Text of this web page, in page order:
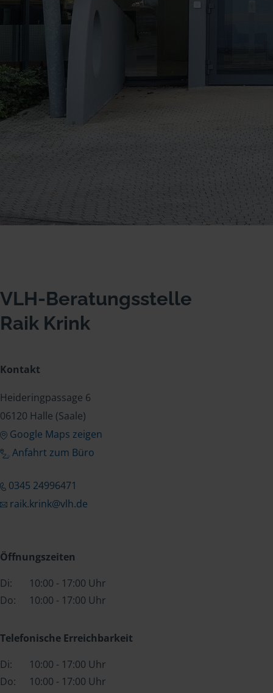
VLH-Beratungsstelle
Raik Krink
Kontakt
Heideringpassage 6
06120 Halle (Saale)
Google Maps zeigen
Anfahrt zum Büro
0345 24996471
raik.krink@vlh.de
Öffnungszeiten
Di:
10:00 - 17:00 Uhr
Do:
10:00 - 17:00 Uhr
Telefonische Erreichbarkeit
Di:
10:00 - 17:00 Uhr
Do:
10:00 - 17:00 Uhr